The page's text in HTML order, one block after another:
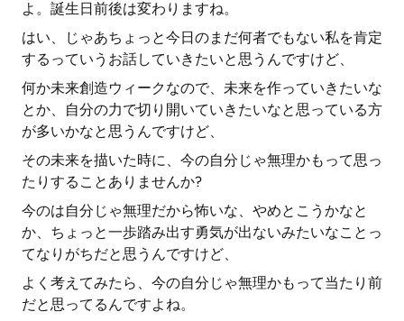
よ。誕生日前後は変わりますね。
はい、じゃあちょっと今日のまだ何者でもない私を肯定
するっていうお話していきたいと思うんですけど、
何か未来創造ウィークなので、未来を作っていきたいな
とか、自分の力で切り開いていきたいなと思っている方
が多いかなと思うんですけど、
その未来を描いた時に、今の自分じゃ無理かもって思っ
たりすることありませんか?
今のは自分じゃ無理だから怖いな、やめとこうかなと
か、ちょっと一歩踏み出す勇気が出ないみたいなことっ
てなりがちだと思うんですけど、
よく考えてみたら、今の自分じゃ無理かもって当たり前
だと思ってるんですよね。